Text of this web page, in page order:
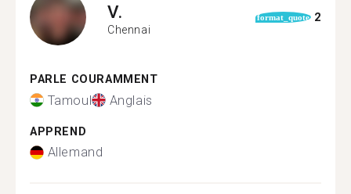
V.
Chennai
format_quote 2
PARLE COURAMMENT
Tamoul Anglais
APPREND
Allemand